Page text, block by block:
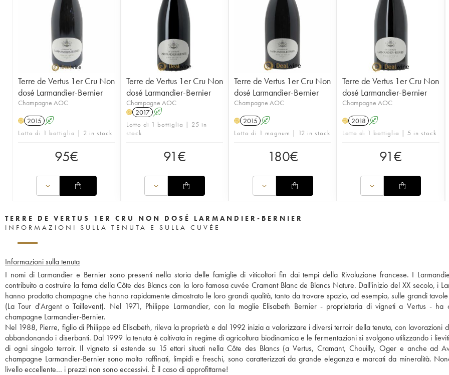
Terre de Vertus 1er Cru Non
dosé Larmandier-Bernier
Champagne AOC
H 2015 A
Lotto di 1 bottiglia | 2 in stock
95€
Terre de Vertus 1er Cru Non
dosé Larmandier-Bernier
Champagne AOC
H 2017 A
Lotto di 1 bottiglia | 25 in
stock
91€
Terre de Vertus 1er Cru Non
dosé Larmandier-Bernier
Champagne AOC
H 2015 A
Lotto di 1 magnum | 12 in stock
180€
Terre de Vertus 1er Cru Non
dosé Larmandier-Bernier
Champagne AOC
H 2018 A
Lotto di 1 bottiglia | 5 in stock
91€
TERRE DE VERTUS 1ER CRU NON DOSÉ LARMANDIER-BERNIER
INFORMAZIONI SULLA TENUTA E SULLA CUVÉE
Informazioni sulla tenuta
I nomi di Larmandier e Bernier sono presenti nella storia delle famiglie di viticoltori fin dai tempi della Rivoluzione francese. I
contribuito a costruire la fama della Côte des Blancs con la loro famosa cuvée Cramant Blanc de Blancs Nature. Dall'inizio del XX secolo, i
hanno prodotto champagne che hanno rapidamente dimostrato le loro grandi qualità, tanto da trovare spazio, ad esempio, sulle grandi
(La Tour d'Argent o Taillevent). Nel 1971, Philippe Larmandier, con la moglie Elisabeth Bernier - proprietaria di vigneti a Vertus - ha
champagne Larmandier-Bernier.
Nel 1988, Pierre, figlio di Philippe ed Elisabeth, rileva la proprietà e dal 1992 inizia a valorizzare i diversi terroir della tenuta, con lavorazioni
abbandonando i diserbanti. Dal 1999 la tenuta è coltivata in regime di agricoltura biodinamica e le fermentazioni si svolgono utilizzando i
di ogni singolo terroir. Il vigneto si estende su 15 ettari situati nella Côte des Blancs (a Vertus, Cramant, Chouilly, Oger e anche ad
champagne Larmandier-Bernier sono molto raffinati, limpidi e freschi, sono caratterizzati da grande eleganza e marcati da mineralità.
livello eccellente... i prezzi non sono eccessivi. È il caso di approfittarne!